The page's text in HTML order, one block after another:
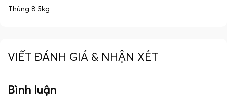
Thùng 8.5kg
VIẾT ĐÁNH GIÁ & NHẬN XÉT
Bình luận